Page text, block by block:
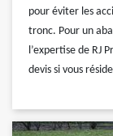
pour éviter les
tronc. Pour un
l’expertise de RJ
devis si vous